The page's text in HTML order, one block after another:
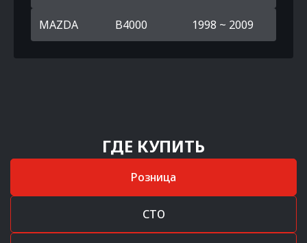
MAZDA B4000 1998 ~ 2009
ГДЕ КУПИТЬ
Розница
СТО